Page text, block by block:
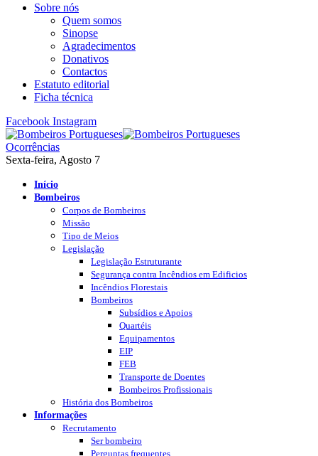
Sobre nós
Quem somos
Sinopse
Agradecimentos
Donativos
Contactos
Estatuto editorial
Ficha técnica
Facebook Instagram
Ocorrências
Sexta-feira, Agosto 7
Início
Bombeiros
Corpos de Bombeiros
Missão
Tipo de Meios
Legislação
Legislação Estruturante
Segurança contra Incêndios em Edificios
Incêndios Florestais
Bombeiros
Subsídios e Apoios
Quartéis
Equipamentos
EIP
FEB
Transporte de Doentes
Bombeiros Profissionais
História dos Bombeiros
Informações
Recrutamento
Ser bombeiro
Perguntas frequentes